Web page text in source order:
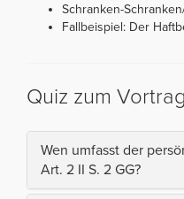
Schranken-
Fallbeispiel: Der
Quiz zum Vortrag
Wen umfasst der
Art. 2 II S. 2 GG?